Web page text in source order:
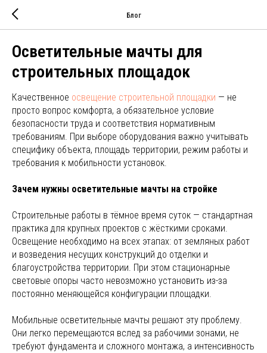
Блог
Осветительные мачты для
строительных площадок
Качественное освещение строительной площадки — не
просто вопрос комфорта, а обязательное условие
безопасности труда и соответствия нормативным
требованиям. При выборе оборудования важно учитывать
специфику объекта, площадь территории, режим работы и
требования к мобильности установок.
Зачем нужны осветительные мачты на стройке
Строительные работы в тёмное время суток — стандартная
практика для крупных проектов с жёсткими сроками.
Освещение необходимо на всех этапах: от земляных работ
и возведения несущих конструкций до отделки и
благоустройства территории. При этом стационарные
световые опоры часто невозможно установить из-за
постоянно меняющейся конфигурации площадки.
Мобильные осветительные мачты решают эту проблему.
Они легко перемещаются вслед за рабочими зонами, не
требуют фундамента и сложного монтажа, а интенсивность